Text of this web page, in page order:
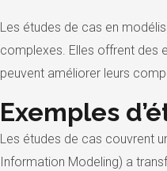
Les études de cas en
complexes. Elles offrent des
peuvent améliorer leurs
Exemples
Les études de cas couvrent
Information Modeling) a